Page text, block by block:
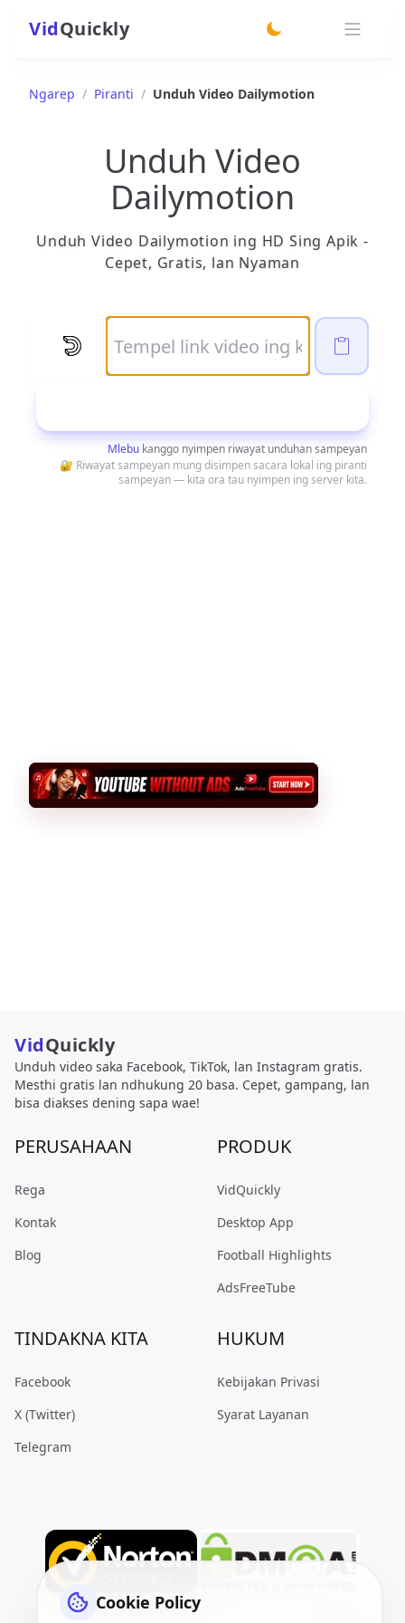
VidQuickly
Ngarep / Piranti / Unduh Video Dailymotion
Unduh Video
Dailymotion
Unduh Video Dailymotion ing HD Sing Apik -
Cepet, Gratis, lan Nyaman
Mlebu kanggo nyimpen riwayat unduhan sampeyan
🔐 Riwayat sampeyan mung disimpen sacara lokal ing piranti
sampeyan — kita ora tau nyimpen ing server kita.
VidQuickly
Unduh video saka Facebook, TikTok, lan Instagram gratis.
Mesthi gratis lan ndhukung 20 basa. Cepet, gampang, lan
bisa diakses dening sapa wae!
PERUSAHAAN
Rega
Kontak
Blog
PRODUK
VidQuickly
Desktop App
Football Highlights
AdsFreeTube
TINDAKNA KITA
Facebook
X (Twitter)
Telegram
HUKUM
Kebijakan Privasi
Syarat Layanan
Cookie Policy